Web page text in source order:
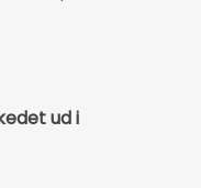
ud i